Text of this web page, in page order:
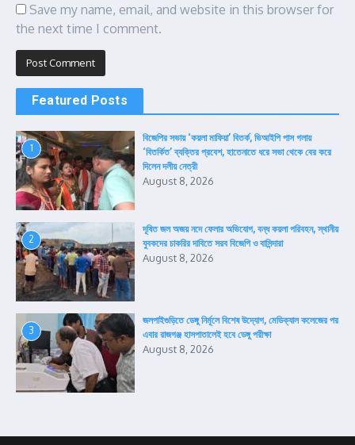
Save my name, email, and website in this browser for
the next time I comment.
Featured Posts
1
বিজেপির সভায় ‘কয়লা মাফিয়া’ বিতর্ক, ভিআইপি পাস গলায়
‘বিতর্কিত’ ব্যক্তির প্রবেশ, হাতেনাতে ধরে সভা থেকে বের করে
দিলেন দলীয় নেত্রী
August 8, 2026
2
দূষিত জল অজয় নদে ফেলার অভিযোগ, বন্ধ কয়লা পরিবহন, স্থানীয়
যুবকদের চাকরির দাবিতে সরব বিজেপি ও বাসিন্দারা
August 8, 2026
3
জলপাইগুড়িতে ডেঙ্গু নির্মূলে বিশেষ উদ্যোগ, মেডিক্যাল কলেজের পর
এবার রাজগঞ্জ হাসপাতালেই হবে ডেঙ্গু পরীক্ষা
August 8, 2026